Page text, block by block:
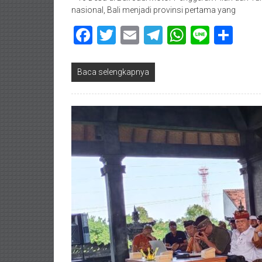
nasional, Bali menjadi provinsi pertama yang
Facebook
Twitter
EmailTelegram
Line
Baca selengkapnya